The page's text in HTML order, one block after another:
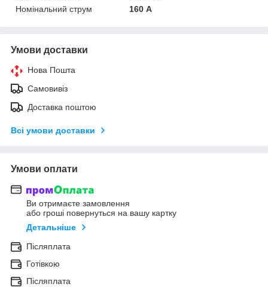
Номінальний струм
160 А
Умови доставки
Нова Пошта
Самовивіз
Доставка поштою
Всі умови доставки
Умови оплати
Ви отримаєте замовлення
або гроші повернуться на вашу картку
Детальніше
Післяплата
Готівкою
Післяплата